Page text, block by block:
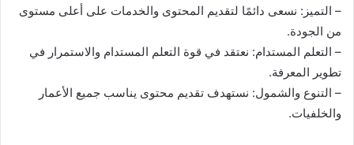
– التميز: نسعى دائمًا لتقديم المحتوى والخدمات على أعلى مستوى
من الجودة.
– التعلم المستدام: نعتقد في قوة التعلم المستدام والاستمرار في
تطوير المعرفة.
– التنوع والشمول: نستهدف تقديم محتوى يناسب جميع الأعمار
والخلفيات.